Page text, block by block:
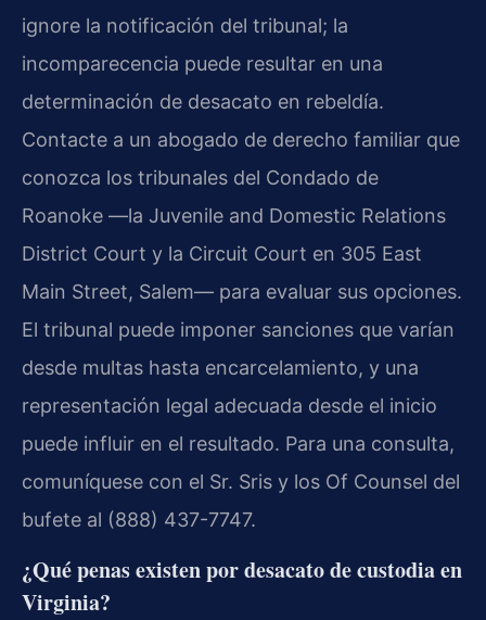
ignore la notificación del tribunal; la
incomparecencia puede resultar en una
determinación de desacato en rebeldía.
Contacte a un abogado de derecho familiar que
conozca los tribunales del Condado de
Roanoke —la Juvenile and Domestic Relations
District Court y la Circuit Court en 305 East
Main Street, Salem— para evaluar sus opciones.
El tribunal puede imponer sanciones que varían
desde multas hasta encarcelamiento, y una
representación legal adecuada desde el inicio
puede influir en el resultado. Para una consulta,
comuníquese con el Sr. Sris y los Of Counsel del
bufete al (888) 437-7747.
¿Qué penas existen por desacato de custodia en
Virginia?